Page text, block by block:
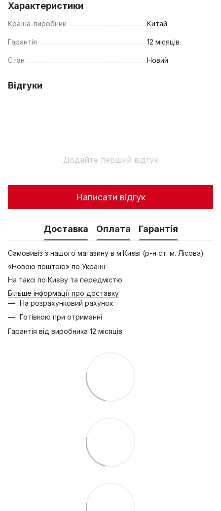
Характеристики
Країна-виробник Китай
Гарантія 12 місяців
Стан Новий
Відгуки
Додайте перший відгук
Написати відгук
Доставка Оплата Гарантія
Самовивіз з нашого магазину в м.Києві (р-н ст. м. Лісова)
«Новою поштою» по Україні
На таксі по Києву та передмістю.
Більше інформації про доставку
На розрахунковий рахунок
Готівкою при отриманні
Гарантія від виробника 12 місяців.